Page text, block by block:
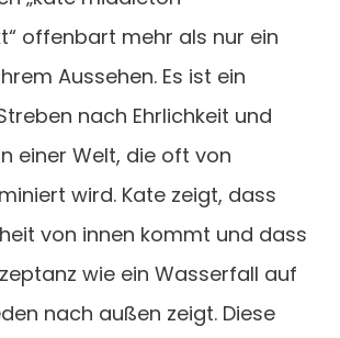
offenbart mehr als nur ein
Aussehen. Es ist ein
nach Ehrlichkeit und
einer Welt, die oft von
wird. Kate zeigt, dass
von innen kommt und dass
wie ein Wasserfall auf
nach außen zeigt. Diese